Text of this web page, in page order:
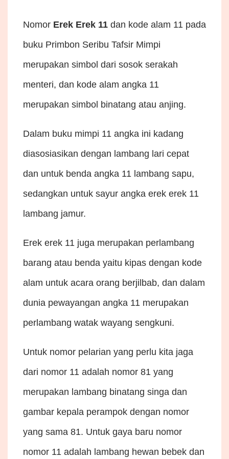
Nomor Erek Erek 11 dan kode alam 11 pada
buku Primbon Seribu Tafsir Mimpi
merupakan simbol dari sosok serakah
menteri, dan kode alam angka 11
merupakan simbol binatang atau anjing.
Dalam buku mimpi 11 angka ini kadang
diasosiasikan dengan lambang lari cepat
dan untuk benda angka 11 lambang sapu,
sedangkan untuk sayur angka erek erek 11
lambang jamur.
Erek erek 11 juga merupakan perlambang
barang atau benda yaitu kipas dengan kode
alam untuk acara orang berjilbab, dan dalam
dunia pewayangan angka 11 merupakan
perlambang watak wayang sengkuni.
Untuk nomor pelarian yang perlu kita jaga
dari nomor 11 adalah nomor 81 yang
merupakan lambang binatang singa dan
gambar kepala perampok dengan nomor
yang sama 81. Untuk gaya baru nomor
nomor 11 adalah lambang hewan bebek dan